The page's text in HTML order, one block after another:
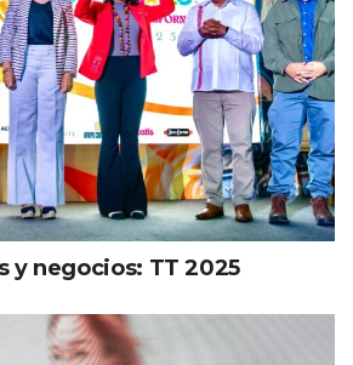
y negocios: TT 2025